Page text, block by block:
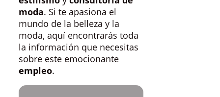
moda. Si te apasiona el
mundo de la belleza y la
moda, aquí encontrarás toda
la información que necesitas
sobre este emocionante
empleo.